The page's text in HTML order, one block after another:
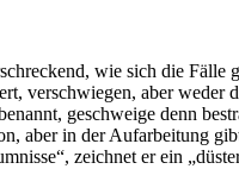
wie sich die Fälle
verschwiegen, aber weder
geschweige denn
aber in der Aufarbeitung
zeichnet er ein